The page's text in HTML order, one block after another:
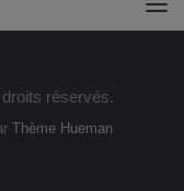
réservés.
Thème Hueman